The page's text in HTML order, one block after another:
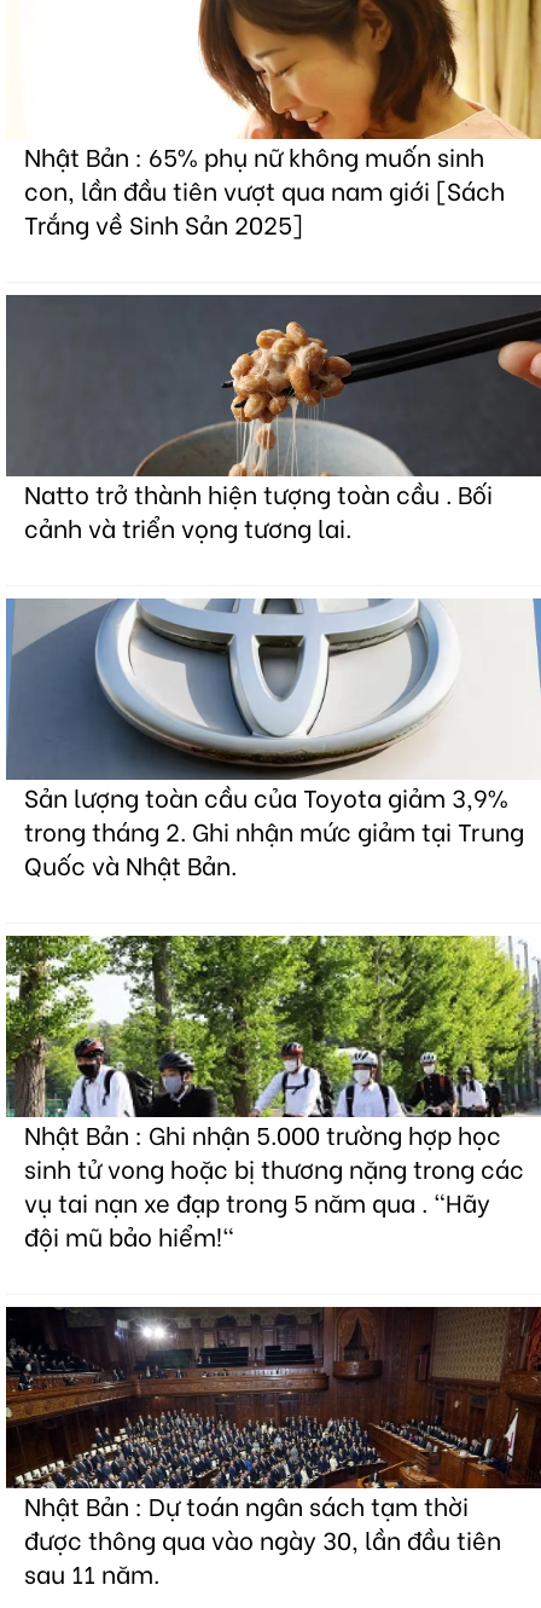
Nhật Bản : 65% phụ nữ không muốn sinh
con, lần đầu tiên vượt qua nam giới [Sách
Trắng về Sinh Sản 2025]
Natto trở thành hiện tượng toàn cầu . Bối
cảnh và triển vọng tương lai.
Sản lượng toàn cầu của Toyota giảm 3,9%
trong tháng 2. Ghi nhận mức giảm tại Trung
Quốc và Nhật Bản.
Nhật Bản : Ghi nhận 5.000 trường hợp học
sinh tử vong hoặc bị thương nặng trong các
vụ tai nạn xe đạp trong 5 năm qua . "Hãy
đội mũ bảo hiểm!"
Nhật Bản : Dự toán ngân sách tạm thời
được thông qua vào ngày 30, lần đầu tiên
sau 11 năm.